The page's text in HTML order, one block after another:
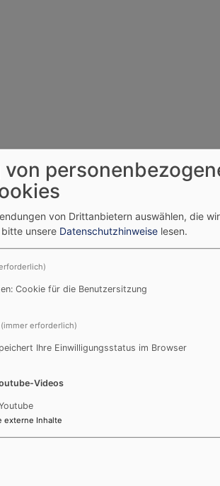
von Drittanbietern auswählen, die
unsere Datenschutzhinweise lesen.
Cookie für die Benutzersitzung
(immer erforderlich)
Ihre Einwilligungsstatus im Browser
Videos
externe Inhalte